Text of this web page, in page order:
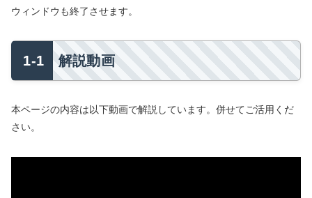
ウィンドウも終了させます。
解説動画
本ページの内容は以下動画で解説しています。併せてご活用くだ
さい。